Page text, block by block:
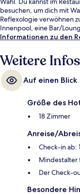
besuchen, um dich mit
Reflexologie verwöhnen
Innenpool, eine Bar/
Informationen zu den
Weitere
Auf einen Blick
Größe des
18 Zimmer
Anreise/
Check-in ab:
Mindestalter
Der Check-
Besondere